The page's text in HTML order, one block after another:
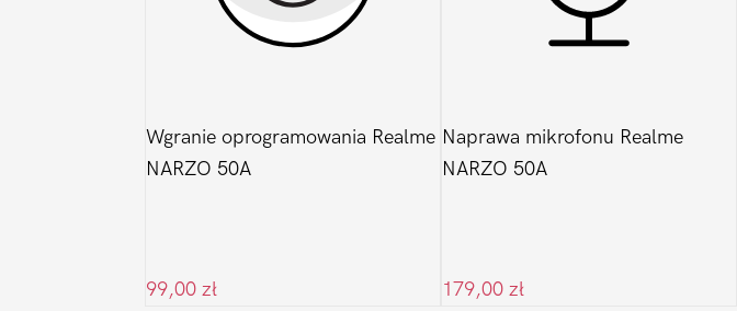
Wgranie oprogramowania Realme
NARZO 50A
99,00 zł
Naprawa mikrofonu Realme
NARZO 50A
179,00 zł